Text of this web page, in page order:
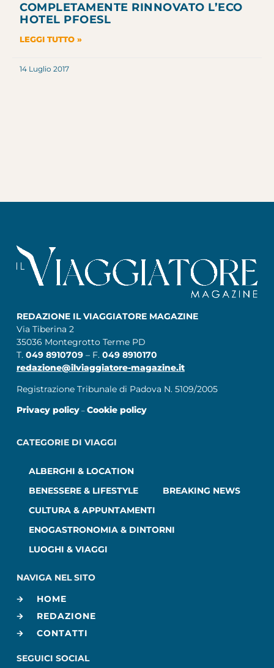
COMPLETAMENTE RINNOVATO L’ECO
HOTEL PFOESL
LEGGI TUTTO »
14 Luglio 2017
REDAZIONE IL VIAGGIATORE MAGAZINE
Via Tiberina 2
35036 Montegrotto Terme PD
T. 049 8910709 – F. 049 8910170
redazione@ilviaggiatore-magazine.it
Registrazione Tribunale di Padova N. 5109/2005
Privacy policy– Cookie policy
CATEGORIE DI VIAGGI
ALBERGHI & LOCATION
BENESSERE & LIFESTYLE
BREAKING NEWS
CULTURA & APPUNTAMENTI
ENOGASTRONOMIA & DINTORNI
LUOGHI & VIAGGI
NAVIGA NEL SITO
HOME
REDAZIONE
CONTATTI
SEGUICI SOCIAL